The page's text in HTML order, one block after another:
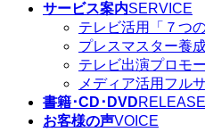
サービス案内SERVICE
テレビ活用「７つ
プレスマスター養
テレビ出演プロモ
メディア活用フル
書籍･CD･DVDRELEASE
お客様の声VOICE